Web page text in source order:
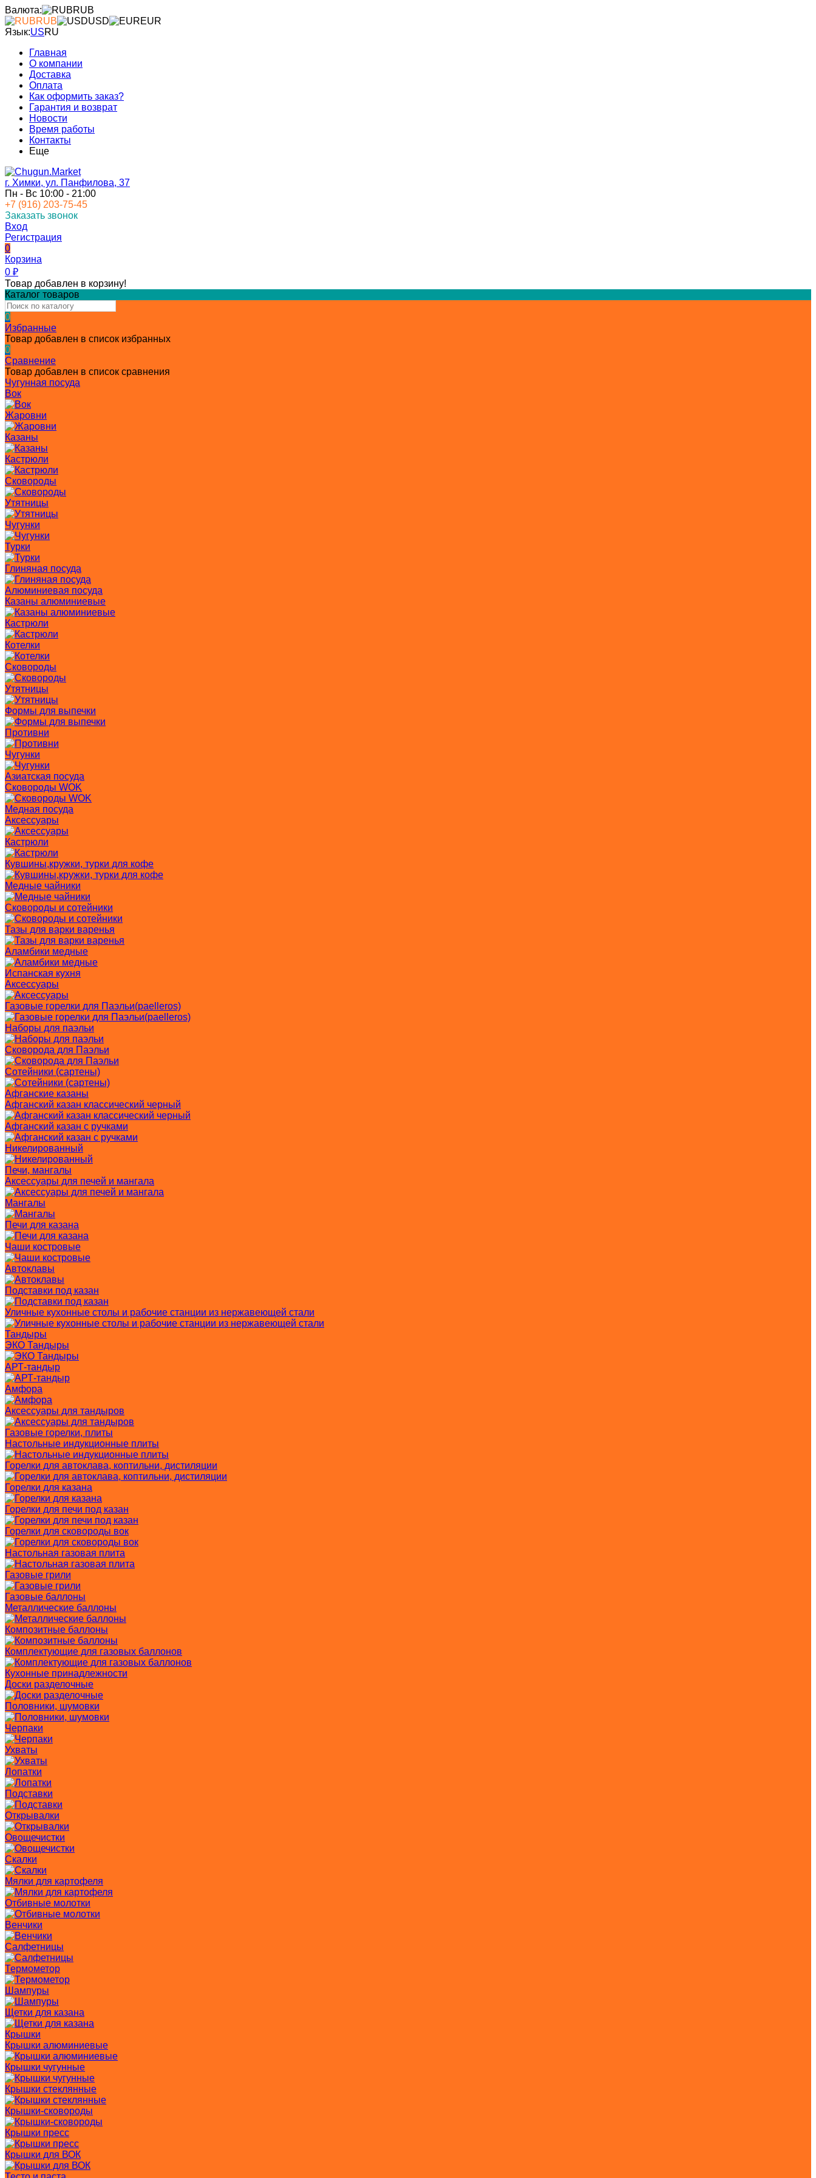
Валюта:
RUB
RUB
USD
EUR
Язык:USRU
Главная
О компании
Доставка
Оплата
Как оформить заказ?
Гарантия и возврат
Новости
Время работы
Контакты
Еще
г. Химки, ул. Панфилова, 37
Пн - Вс 10:00 - 21:00
+7 (916) 203-75-45
Заказать звонок
Вход
Регистрация
0
Корзина
0 ₽
Товар добавлен в корзину!
Каталог товаров
0
Избранные
Товар добавлен в список избранных
0
Сравнение
Товар добавлен в список сравнения
Чугунная посуда
Вок
Жаровни
Казаны
Кастрюли
Сковороды
Утятницы
Чугунки
Турки
Глиняная посуда
Алюминиевая посуда
Казаны алюминиевые
Кастрюли
Котелки
Сковороды
Утятницы
Формы для выпечки
Противни
Чугунки
Азиатская посуда
Сковороды WOK
Медная посуда
Аксессуары
Кастрюли
Кувшины,кружки, турки для кофе
Медные чайники
Сковороды и сотейники
Тазы для варки варенья
Аламбики медные
Испанская кухня
Аксессуары
Газовые горелки для Паэльи(paelleros)
Наборы для паэльи
Сковорода для Паэльи
Сотейники (сартены)
Афганские казаны
Афганский казан классический черный
Афганский казан с ручками
Никелированный
Печи, мангалы
Аксессуары для печей и мангала
Мангалы
Печи для казана
Чаши костровые
Автоклавы
Подставки под казан
Уличные кухонные столы и рабочие станции из нержавеющей стали
Тандыры
ЭКО Тандыры
АРТ-тандыр
Амфора
Аксессуары для тандыров
Газовые горелки, плиты
Настольные индукционные плиты
Горелки для автоклава, коптильни, дистиляции
Горелки для казана
Горелки для печи под казан
Горелки для сковороды вок
Настольная газовая плита
Газовые грили
Газовые баллоны
Металлические баллоны
Композитные баллоны
Комплектующие для газовых баллонов
Кухонные принадлежности
Доски разделочные
Половники, шумовки
Черпаки
Ухваты
Лопатки
Подставки
Открывалки
Овощечистки
Скалки
Мялки для картофеля
Отбивные молотки
Венчики
Салфетницы
Термометор
Шампуры
Щетки для казана
Крышки
Крышки алюминиевые
Крышки чугунные
Крышки стеклянные
Крышки-сковороды
Крышки пресс
Крышки для ВОК